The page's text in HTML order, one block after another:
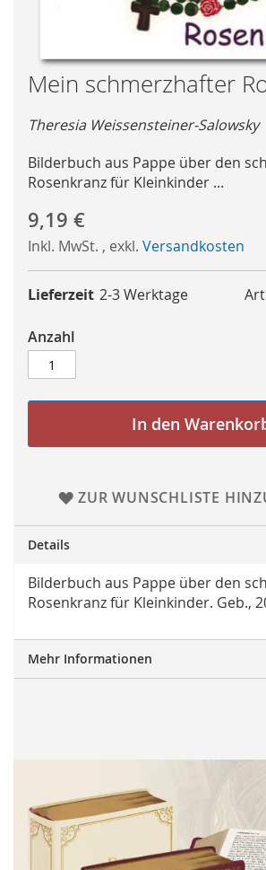
Skip
to
the
beginning
of
the
gallery
Mein schmerzhafter
Theresia Weissensteiner-Salowsky
Bilderbuch aus Pappe über den
Rosenkranz für Kleinkinder ...
9,19 €
Inkl. MwSt. , exkl. Versandkosten
Lieferzeit 2-3 Werktage
Anzahl
In den
ZUR WUNSCHLISTE
Details
Bilderbuch aus Pappe über den
Rosenkranz für Kleinkinder. Geb.,
Mehr Informationen